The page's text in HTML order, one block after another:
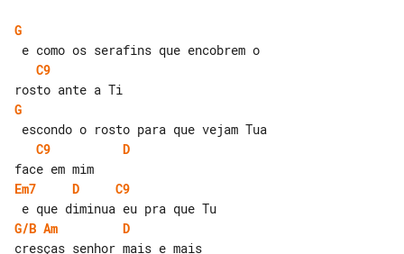
G
C9
G
C9
D
Em7
D
C9
G/B Am
D
cresças senhor mais e mais